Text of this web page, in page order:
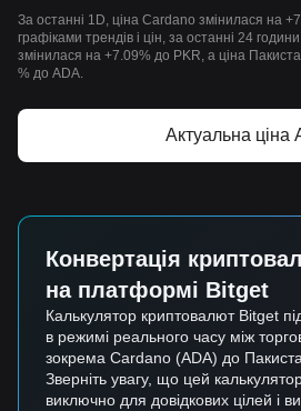
За останні 1D, ціна Cardano змінилася на
графіками трендів і цін, за останні 24
змінилася на +7.09% до PKR, а ціна
% до ADA.
Актуальна ціна
Конвертація
на платформі Bitget
Калькулятор криптовалют Bitget
в режимі реального часу між
зокрема Cardano (ADA) до
Зверніть увагу, що цей
виключно для довідкових цілей і